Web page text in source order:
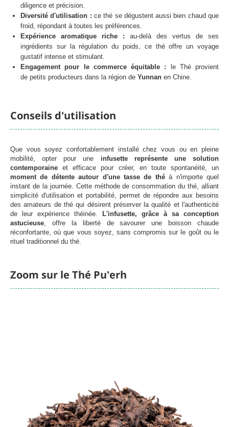
diligence et précision.
Diversité d'utilisation : ce thé se dégustent aussi bien chaud que
froid, répondant à toutes les préférences.
Expérience aromatique riche : au-delà des vertus de ses
ingrédients sur la régulation du poids, ce thé offre un voyage
gustatif intense et stimulant.
Engagement pour le commerce équitable :
le Thé provient
de petits producteurs dans la région de Yunnan en Chine.
Conseils d'utilisation
Que vous soyez confortablement installé chez vous ou en pleine
mobilité, opter pour une infusette représente une solution
contemporaine et efficace pour créer, en toute spontanéité, un
moment de détente autour d'une tasse de théà n'importe quel
instant de la journée. Cette méthode de consommation du thé, alliant
simplicité d'utilisation et portabilité, permet de répondre aux besoins
des amateurs de thé qui désirent préserver la qualité et l'authenticité
de leur expérience théinée.
L'infusette, grâce à sa conception
astucieuse, offre la liberté de savourer une boisson chaude
réconfortante, où que vous soyez, sans compromis sur le goût ou le
rituel traditionnel du thé.
Zoom sur le Thé Pu'erh